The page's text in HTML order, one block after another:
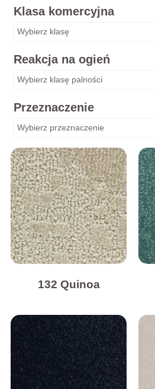
Klasa komercyjna
Wybierz klasę
Reakcja na ogień
Wybierz klasę palności
Przeznaczenie
Wybierz przeznaczenie
132 Quinoa